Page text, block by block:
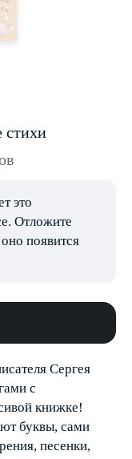
стихи
это
Отложите
появится
Сергея
с
книжке!
буквы, сами
песенки,